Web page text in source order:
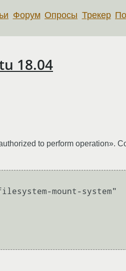
Форум Опросы Трекер
18.04
to perform operation».
mount-system"